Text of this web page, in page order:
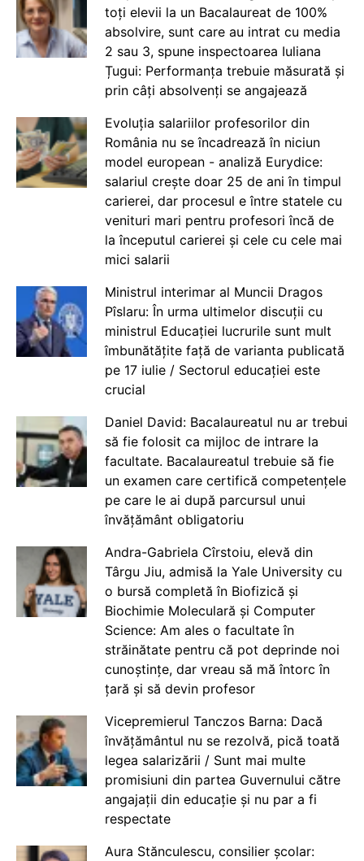
toți elevii la un Bacalaureat de 100%
absolvire, sunt care au intrat cu media
2 sau 3, spune inspectoarea Iuliana
Țugui: Performanța trebuie măsurată și
prin câți absolvenți se angajează
Evoluția salariilor profesorilor din
România nu se încadrează în niciun
model european - analiză Eurydice:
salariul crește doar 25 de ani în timpul
carierei, dar procesul e între statele cu
venituri mari pentru profesori încă de
la începutul carierei și cele cu cele mai
mici salarii
Ministrul interimar al Muncii Dragos
Pîslaru: În urma ultimelor discuții cu
ministrul Educației lucrurile sunt mult
îmbunătățite față de varianta publicată
pe 17 iulie / Sectorul educației este
crucial
Daniel David: Bacalaureatul nu ar trebui
să fie folosit ca mijloc de intrare la
facultate. Bacalaureatul trebuie să fie
un examen care certifică competențele
pe care le ai după parcursul unui
învățământ obligatoriu
Andra-Gabriela Cîrstoiu, elevă din
Târgu Jiu, admisă la Yale University cu
o bursă completă în Biofizică și
Biochimie Moleculară și Computer
Science: Am ales o facultate în
străinătate pentru că pot deprinde noi
cunoștințe, dar vreau să mă întorc în
țară și să devin profesor
Vicepremierul Tanczos Barna: Dacă
învățământul nu se rezolvă, pică toată
legea salarizării / Sunt mai multe
promisiuni din partea Guvernului către
angajații din educație și nu par a fi
respectate
Aura Stănculescu, consilier școlar: